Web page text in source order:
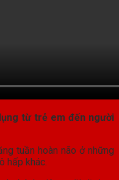
từ trẻ em đến người
tuần hoàn não ở những
hấp khác.